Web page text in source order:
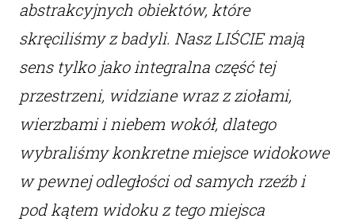
abstrakcyjnych obiektów, które
skręciliśmy z badyli. Nasz LIŚCIE mają
sens tylko jako integralna część tej
przestrzeni, widziane wraz z ziołami,
wierzbami i niebem wokół, dlatego
wybraliśmy konkretne miejsce widokowe
w pewnej odległości od samych rzeźb i
pod kątem widoku z tego miejsca